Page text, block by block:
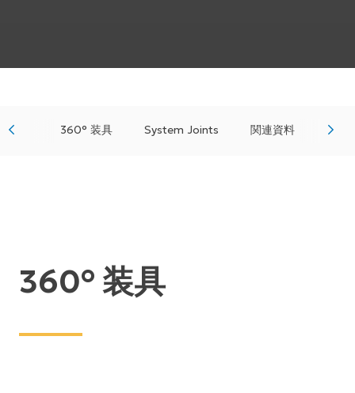
360° 装具 System Joints 関連資料
360° 装具